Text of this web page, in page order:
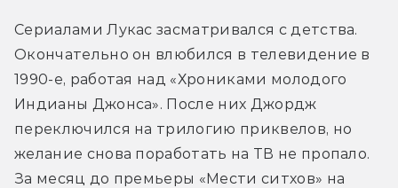
Сериалами Лукас засматривался с детства.
Окончательно он влюбился в телевидение в
1990-е, работая над «Хрониками молодого
Индианы Джонса». После них Джордж
переключился на трилогию приквелов, но
желание снова поработать на ТВ не пропало.
За месяц до премьеры «Мести ситхов» на